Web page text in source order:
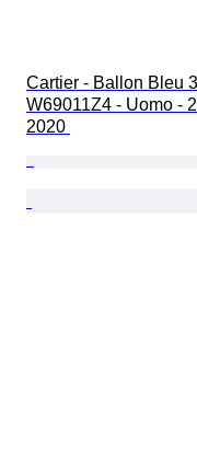
Cartier - Ballon Bleu
W69011Z4 - Uomo -
2020